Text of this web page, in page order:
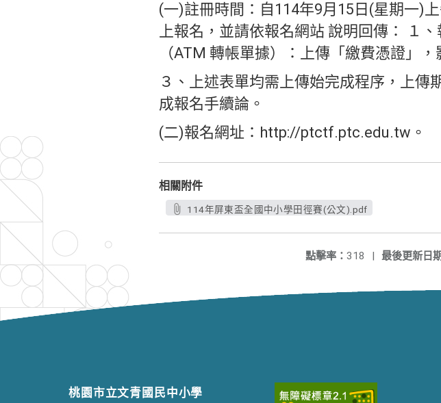
(一)註冊時間：自114年9月15日(星期一)
上報名，並請依報名網站 說明回傳： １
（ATM 轉帳單據）：上傳「繳費憑證」，
３、上述表單均需上傳始完成程序，上傳
成報名手續論。
(二)報名網址：http://ptctf.ptc.edu.tw。
相關附件
114年屏東盃全國中小學田徑賽(公文).pdf
最後更新日
點擊率： 318 |
桃園市立文青國民中小學